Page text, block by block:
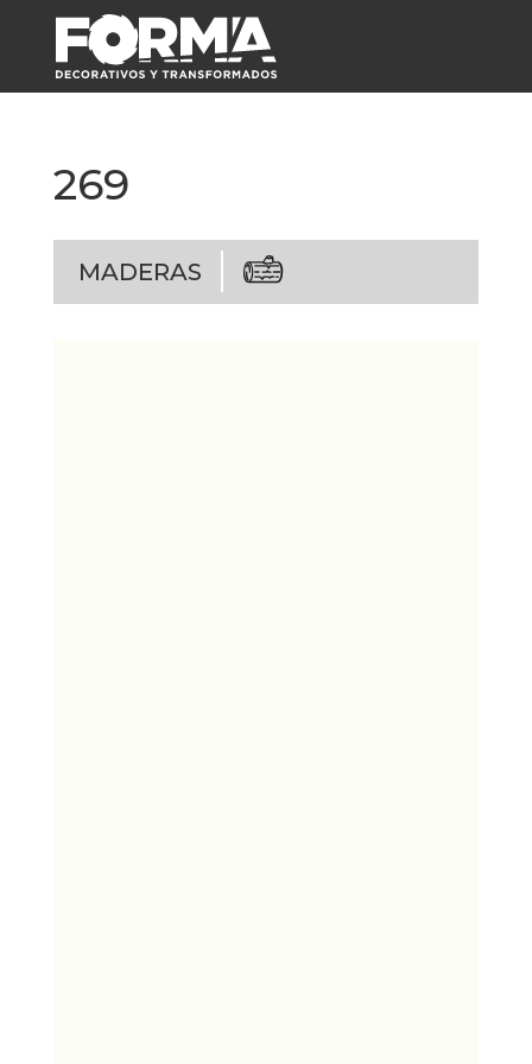
269
MADERAS